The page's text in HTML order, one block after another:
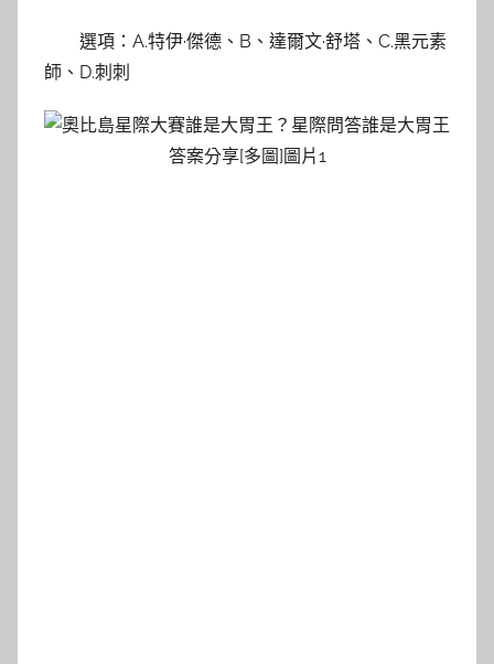
選項：A.特伊·傑德、B、達爾文·舒塔、C.黑元素
師、D.刺刺